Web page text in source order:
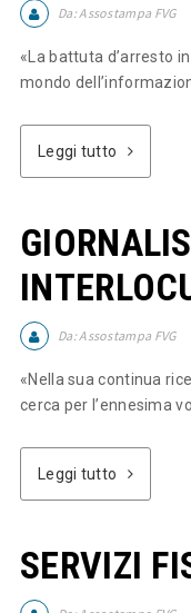
Da:Assostampa FVG
«La battuta d’arresto
mondo
Leggi tutto
Da:Assostampa FVG
«Nella sua continua
cerca per l’ennesima
Leggi tutto
SERVIZI